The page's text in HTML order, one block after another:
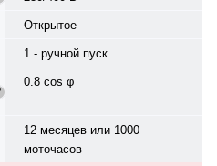
Открытое
1 - ручной пуск
0.8 cos φ
12 месяцев или 1000
моточасов